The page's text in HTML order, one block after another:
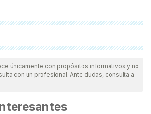
fueron revisadas a profundidad por
asegurar su calidad, confiabilidad,
La bibliografía de este artículo fue
únicamente con propósitos informativos y no
con un profesional. Ante dudas, consulta a